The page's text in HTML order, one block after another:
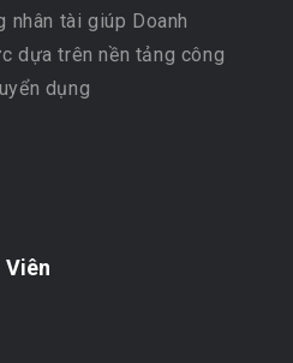
nhân tài giúp Doanh
dựa trên nền tảng công
dụng
Viên